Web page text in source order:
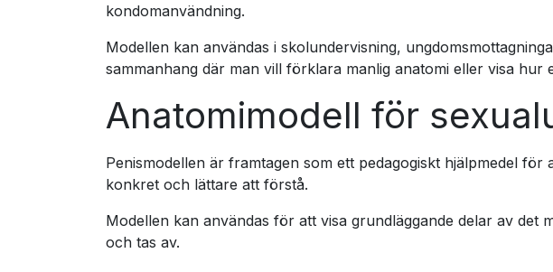
kondomanvändning.
Modellen kan användas i skolundervisning,
sammanhang där man vill förklara manlig anatomi eller visa hur
Anatomimodell för
Penismodellen är framtagen som ett pedagogiskt hjälpmedel
konkret och lättare att förstå.
Modellen kan användas för att visa grundläggande delar av
och tas av.